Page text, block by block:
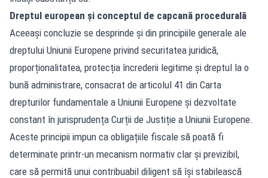
Dreptul european și conceptul de capcană procedurală
Aceeași concluzie se desprinde și din principiile generale ale
dreptului Uniunii Europene privind securitatea juridică,
proporționalitatea, protecția încrederii legitime și dreptul la o
bună administrare, consacrat de articolul 41 din Carta
drepturilor fundamentale a Uniunii Europene și dezvoltate
constant în jurisprudența Curții de Justiție a Uniunii Europene.
Aceste principii impun ca obligațiile fiscale să poată fi
determinate printr-un mecanism normativ clar și previzibil,
care să permită unui contribuabil diligent să își stabilească